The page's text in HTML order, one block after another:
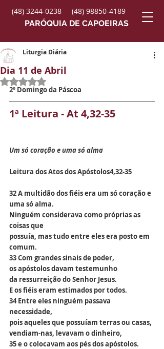
(48) 3244-0238
(48) 98850-4189
PARÓQUIA DE CAPOEIRAS
Dia 11 de Abril
Liturgia Diária
Avaliado com NaN de 5 estrelas.
2º Domingo da Páscoa
1ª Leitura - At 4,32-35
Um só coração e uma só alma
Leitura dos Atos dos Apóstolos4,32-35
32 A multidão dos fiéis era um só coração e
uma só alma.
Ninguém considerava como próprias as
coisas que
possuía, mas tudo entre eles era posto em
comum.
33 Com grandes sinais de poder,
os apóstolos davam testemunho
da ressurreição do Senhor Jesus.
E os fiéis eram estimados por todos.
34 Entre eles ninguém passava
necessidade,
pois aqueles que possuíam terras ou casas,
vendiam-nas, levavam o dinheiro,
35 e o colocavam aos pés dos apóstolos.